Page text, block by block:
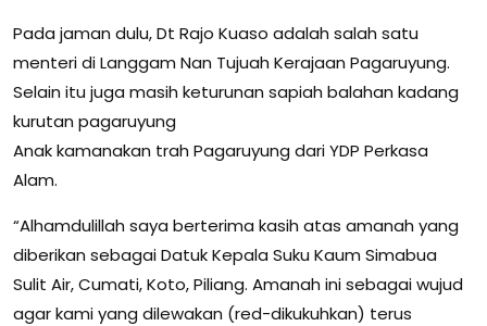
Pada jaman dulu, Dt Rajo Kuaso adalah salah satu
menteri di Langgam Nan Tujuah Kerajaan Pagaruyung.
Selain itu juga masih keturunan sapiah balahan kadang
kurutan pagaruyung
Anak kamanakan trah Pagaruyung dari YDP Perkasa
Alam.
“Alhamdulillah saya berterima kasih atas amanah yang
diberikan sebagai Datuk Kepala Suku Kaum Simabua
Sulit Air, Cumati, Koto, Piliang. Amanah ini sebagai wujud
agar kami yang dilewakan (red-dikukuhkan) terus